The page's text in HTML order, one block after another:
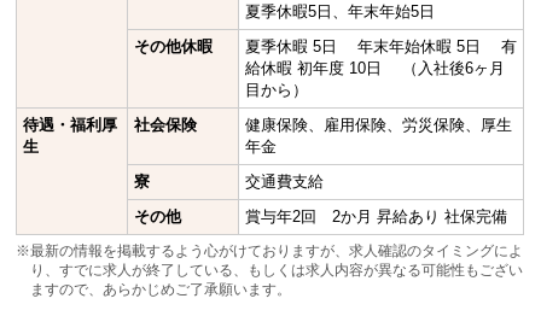
夏季休暇5日、年末年始5日
その他休暇
夏季休暇 5日 年末年始休暇 5日 有
給休暇 初年度 10日 （入社後6ヶ月
目から）
待遇・福利厚
生
社会保険
健康保険、雇用保険、労災保険、厚生
年金
寮
交通費支給
その他
賞与年2回 2か月 昇給あり 社保完備
※最新の情報を掲載するよう心がけておりますが、求人確認のタイミングによ
り、すでに求人が終了している、もしくは求人内容が異なる可能性もござい
ますので、あらかじめご了承願います。